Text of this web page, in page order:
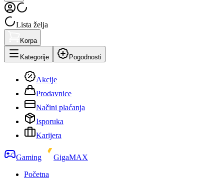
Lista želja
Korpa
Kategorije Pogodnosti
Akcije
Prodavnice
Načini plaćanja
Isporuka
Karijera
Gaming
GigaMAX
Početna